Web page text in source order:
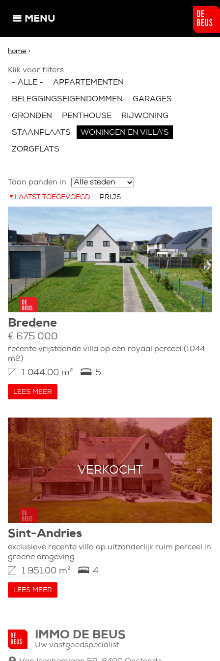
MENU
U bent hier
home >
Klik voor filters
- ALLE -
APPARTEMENTEN
BELEGGINGSEIGENDOMMEN GARAGES
GRONDEN PENTHOUSE RIJWONING
STAANPLAATS WONINGEN EN VILLA'S
ZORGFLATS
Toon panden in
LAATST TOEGEVOEGD PRIJS
Bredene
€ 675 000
recente vrijstaande villa op een royaal perceel (1044
m2)
1 044.00 m² 5
LEES MEER
VERKOCHT
Sint-Andries
exclusieve recente villa op uitzonderlijk ruim perceel in
groene omgeving
1 951.00 m² 4
LEES MEER
IMMO DE BEUS
Uw vastgoedspecialist